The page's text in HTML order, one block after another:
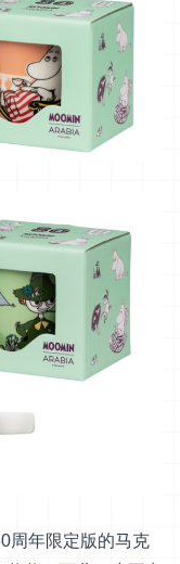
周年限定版的马克